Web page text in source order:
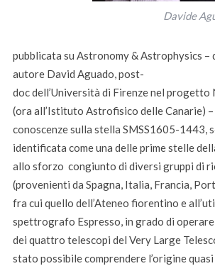
Davide
pubblicata su Astronomy & Astrophysics –
autore David Aguado, post-
doc dell’Università di Firenze nel progetto
(ora all’Istituto Astrofisico delle Canarie)
conoscenze sulla stella SMSS1605-1443,
identificata come una delle prime stelle
allo sforzo congiunto di diversi gruppi di
(provenienti da Spagna, Italia, Francia,
fra cui quello dell’Ateneo fiorentino e
spettrografo Espresso, in grado di
dei quattro telescopi del Very Large
stato possibile comprendere l’origine